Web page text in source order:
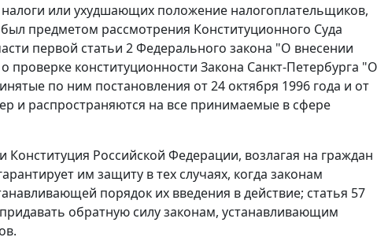
или ухудшающих положение налогоплательщиков,
предметом рассмотрения Конституционного Суда
первой статьи 2 Федерального закона "О внесении
о проверке конституционности Закона Санкт-Петербурга "О
по ним постановления от 24 октября 1996 года и от
и распространяются на все принимаемые в сфере
Конституция Российской Федерации, возлагая на граждан
им защиту в тех случаях, когда законам
порядок их введения в действие; статья 57
обратную силу законам, устанавливающим